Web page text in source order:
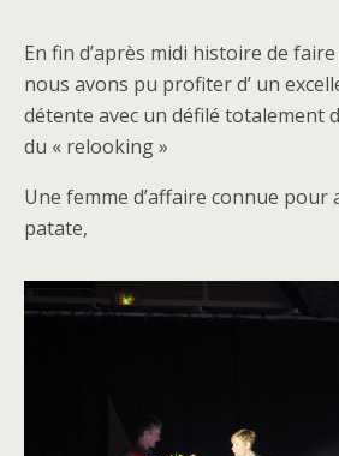
En fin d’après midi histoire de
nous avons pu profiter d’ un
détente avec un défilé totalement
du « relooking »
Une femme d’affaire connue pour
patate,